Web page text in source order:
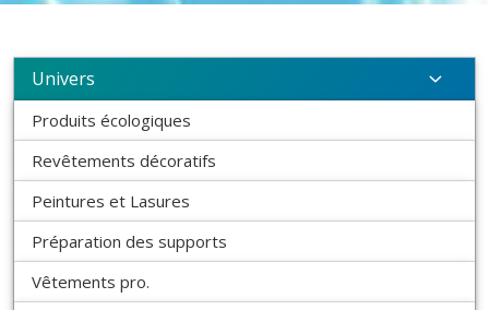
Univers
Produits écologiques
Revêtements décoratifs
Peintures et Lasures
Préparation des supports
Vêtements pro.